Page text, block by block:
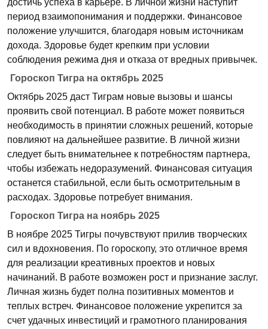
достичь успеха в карьере. В личной жизни наступит
период взаимопонимания и поддержки. Финансовое
положение улучшится, благодаря новым источникам
дохода. Здоровье будет крепким при условии
соблюдения режима дня и отказа от вредных привычек.
Гороскоп Тигра на октябрь 2025
Октябрь 2025 даст Тиграм новые вызовы и шансы
проявить свой потенциал. В работе может появиться
необходимость в принятии сложных решений, которые
повлияют на дальнейшее развитие. В личной жизни
следует быть внимательнее к потребностям партнера,
чтобы избежать недоразумений. Финансовая ситуация
останется стабильной, если быть осмотрительным в
расходах. Здоровье потребует внимания.
Гороскоп Тигра на ноябрь 2025
В ноябре 2025 Тигры почувствуют прилив творческих
сил и вдохновения. По гороскопу, это отличное время
для реализации креативных проектов и новых
начинаний. В работе возможен рост и признание заслуг.
Личная жизнь будет полна позитивных моментов и
теплых встреч. Финансовое положение укрепится за
счет удачных инвестиций и грамотного планирования